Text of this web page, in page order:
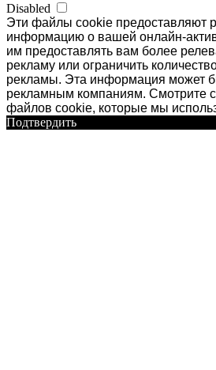
Disabled
Эти файлы cookie предоставляют
информацию о вашей онлайн-
им предоставлять вам более
рекламу или ограничить
рекламы. Эта информация может
рекламным компаниям. Смотрите
файлов cookie, которые мы
Подтвердить